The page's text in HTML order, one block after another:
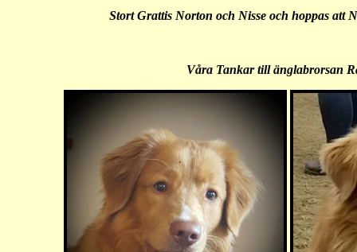
Stort Grattis Norton och Nisse och hoppas att
Våra Tankar till änglabrorsan